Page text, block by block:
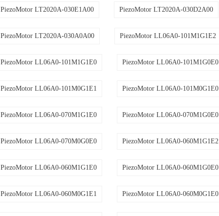
PiezoMotor LT2020A-030E1A00 PiezoMotor LT2020A-030D2A00
PiezoMotor LT2020A-030A0A00 PiezoMotor LL06A0-101M1G1E2
PiezoMotor LL06A0-101M1G1E0 PiezoMotor LL06A0-101M1G0E0
PiezoMotor LL06A0-101M0G1E1 PiezoMotor LL06A0-101M0G1E0
PiezoMotor LL06A0-070M1G1E0 PiezoMotor LL06A0-070M1G0E0
PiezoMotor LL06A0-070M0G0E0 PiezoMotor LL06A0-060M1G1E2
PiezoMotor LL06A0-060M1G1E0 PiezoMotor LL06A0-060M1G0E0
PiezoMotor LL06A0-060M0G1E1 PiezoMotor LL06A0-060M0G1E0